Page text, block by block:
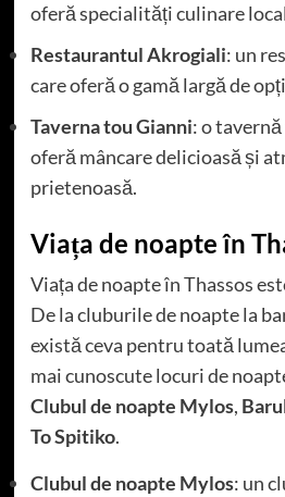
oferă specialități culinare
Restaurantul Akrogiali: un
care oferă o gamă largă de
Taverna tou Gianni: o
oferă mâncare delicioasă și
prietenoasă.
Viața de noapte în
Viața de noapte în Thassos
De la cluburile de noapte la
există ceva pentru toată
mai cunoscute locuri de
Clubul de noapte Mylos,
To Spitiko.
Clubul de noapte Mylos: un